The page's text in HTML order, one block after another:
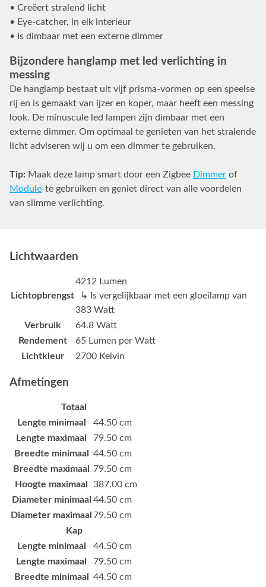
• Creëert stralend licht
• Eye-catcher, in elk interieur
• Is dimbaar met een externe dimmer
Bijzondere hanglamp met led verlichting in
messing
De hanglamp bestaat uit vijf prisma-vormen op een speelse
rij en is gemaakt van ijzer en koper, maar heeft een messing
look. De minuscule led lampen zijn dimbaar met een
externe dimmer. Om optimaal te genieten van het stralende
licht adviseren wij u om een dimmer te gebruiken.
Tip: Maak deze lamp smart door een Zigbee Dimmer of
Module-te gebruiken en geniet direct van alle voordelen
van slimme verlichting.
Lichtwaarden
Lichtopbrengst
4212 Lumen
↳ Is vergelijkbaar met een gloeilamp van
383 Watt
Verbruik
64.8 Watt
Rendement
65 Lumen per Watt
Lichtkleur
2700 Kelvin
Afmetingen
Totaal
Lengte minimaal
44.50 cm
Lengte maximaal
79.50 cm
Breedte minimaal
44.50 cm
Breedte maximaal
79.50 cm
Hoogte maximaal
387.00 cm
Diameter minimaal 44.50 cm
Diameter maximaal 79.50 cm
Kap
Lengte minimaal
44.50 cm
Lengte maximaal
79.50 cm
Breedte minimaal
44.50 cm